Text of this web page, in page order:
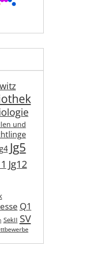
und
Jg5
Jg12
Q1
SekII SV